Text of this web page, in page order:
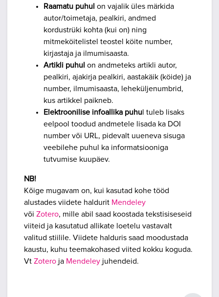
Raamatu puhul on vajalik üles märkida
autor/toimetaja, pealkiri, andmed
kordustrüki kohta (kui on) ning
mitmeköitelistel teostel köite number,
kirjastaja ja ilmumisaasta.
Artikli puhul on andmeteks artikli autor,
pealkiri, ajakirja pealkiri, aastakäik (köide) ja
number, ilmumisaasta, leheküljenumbrid,
kus artikkel paikneb.
Elektroonilise infoallika puhu l tuleb lisaks
eelpool toodud andmetele lisada ka DOI
number või URL, pidevalt uueneva sisuga
veebilehe puhul ka informatsiooniga
tutvumise kuupäev.
NB!
Kõige mugavam on, kui kasutad kohe tööd
alustades viidete haldurit Mendeley
või Zotero, mille abil saad koostada tekstisiseseid
viiteid ja kasutatud allikate loetelu vastavalt
valitud stiilile. Viidete halduris saad moodustada
kaustu, kuhu teemakohased viited kokku koguda.
Vt Zotero ja Mendeley juhendeid.